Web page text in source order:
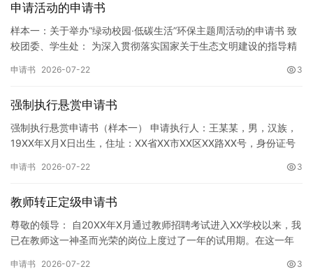
申请活动的申请书
样本一：关于举办“绿动校园·低碳生活”环保主题周活动的申请书 致
校团委、学生处： 为深入贯彻落实国家关于生态文明建设的指导精
申请书 2026-07-22 3
强制执行悬赏申请书
强制执行悬赏申请书（样本一） 申请执行人：王某某，男，汉族，
19XX年X月X日出生，住址：XX省XX市XX区XX路XX号，身份证号
申请书 2026-07-22 3
教师转正定级申请书
尊敬的领导： 自20XX年X月通过教师招聘考试进入XX学校以来，我
已在教师这一神圣而光荣的岗位上度过了一年的试用期。在这一年
申请书 2026-07-22 3